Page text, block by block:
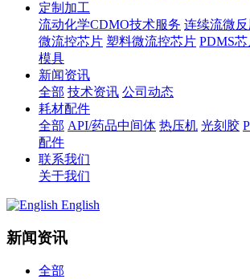
定制加工
流动化学CDMO技术服务 连续流微
微流控芯片 塑料微流控芯片 PDMS
模具
新闻资讯
全部 技术资讯 公司动态
耗材配件
全部 API/药品中间体 热压机 光刻胶
配件
联系我们
关于我们
English
新闻资讯
全部